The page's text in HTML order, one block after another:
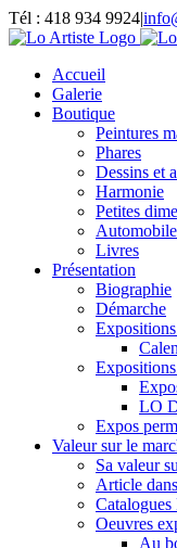
Passer
au
Tél : 418 934 9924|
Facebook
Instagram
Email
Pinterest
YouTube
Accueil
Galerie
Boutique
Peintures
Phares
Dessins et
Harmonie
Petites
Livres
Présentation
Biographie
Démarche
Expositions
LO
Expos
Valeur sur le
Sa valeur
Article
Oeuvres
Au